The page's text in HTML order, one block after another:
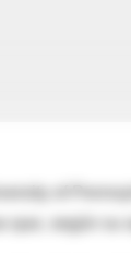
of
que, según